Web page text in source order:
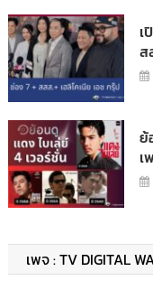
เ
ส
ย้
เ
เพจ : TV DIGITAL